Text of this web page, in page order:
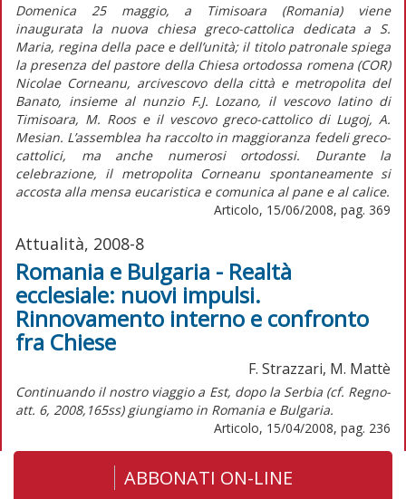
Domenica 25 maggio, a Timisoara (Romania) viene
inaugurata la nuova chiesa greco-cattolica dedicata a S.
Maria, regina della pace e dell’unità; il titolo patronale spiega
la presenza del pastore della Chiesa ortodossa romena (COR)
Nicolae Corneanu, arcivescovo della città e metropolita del
Banato, insieme al nunzio F.J. Lozano, il vescovo latino di
Timisoara, M. Roos e il vescovo greco-cattolico di Lugoj, A.
Mesian. L’assemblea ha raccolto in maggioranza fedeli greco-
cattolici, ma anche numerosi ortodossi. Durante la
celebrazione, il metropolita Corneanu spontaneamente si
accosta alla mensa eucaristica e comunica al pane e al calice.
Articolo, 15/06/2008, pag. 369
Attualità, 2008-8
Romania e Bulgaria - Realtà
ecclesiale: nuovi impulsi.
Rinnovamento interno e confronto
fra Chiese
F. Strazzari, M. Mattè
Continuando il nostro viaggio a Est, dopo la Serbia (cf. Regno-
att. 6, 2008,165ss) giungiamo in Romania e Bulgaria.
Articolo, 15/04/2008, pag. 236
ABBONATI ON-LINE